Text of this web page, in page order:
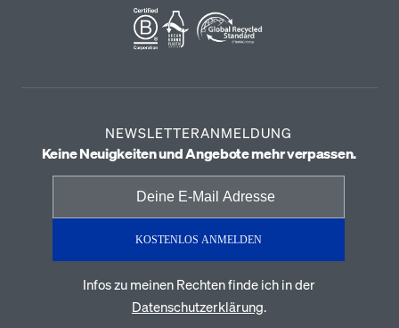
NEWSLETTERANMELDUNG
Keine Neuigkeiten und Angebote mehr verpassen.
KOSTENLOS ANMELDEN
Infos zu meinen Rechten finde ich in der
Datenschutzerklärung.